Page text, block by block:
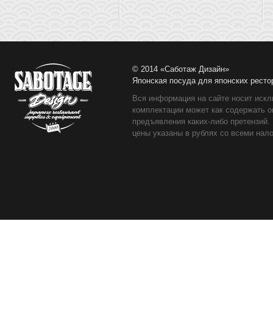
© 2014 «Саботаж Дизайн»
Японская посуда для японских
Вся информация на сайте носит
комплектации может как содержать
предъявления каких-либо
цены указаны в рублях со всеми